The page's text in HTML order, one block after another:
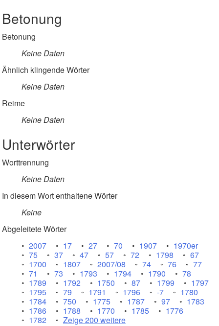
Betonung
Betonung
Keine Daten
Ähnlich klingende Wörter
Keine Daten
Reime
Keine Daten
Unterwörter
Worttrennung
Keine Daten
In diesem Wort enthaltene Wörter
Keine
Abgeleitete Wörter
2007
17 27 70 1907
1970er
75
37 47 57 72 1798
67
1700
1807 2007/08 74 76
77
71
73 1793 1794 1790
78
1789
1792 1750 87 1799
1797
1795
79 1791 1796 -7
1780
1784
750 1775 1787 97
1783
1786
1788 1770 1785
1776
1782
Zeige 200 weitere